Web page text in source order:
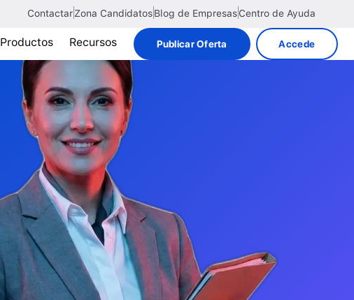
ContactarZona CandidatosBlog de EmpresasCentro de Ayuda
Productos Recursos Publicar Oferta Accede